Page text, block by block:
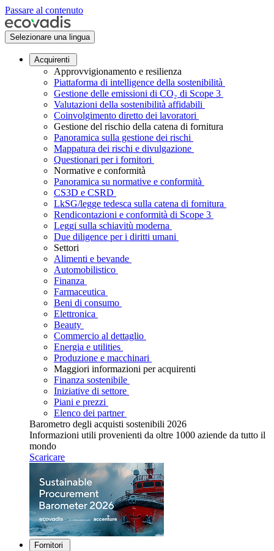
Passare al contenuto
Selezionare una lingua
Acquirenti
Approvvigionamento e resilienza
Piattaforma di intelligence della sostenibilità
Gestione delle emissioni di CO₂ di Scope 3
Valutazioni della sostenibilità affidabili
Coinvolgimento diretto dei lavoratori
Gestione del rischio della catena di fornitura
Panoramica sulla gestione dei rischi
Mappatura dei rischi e divulgazione
Questionari per i fornitori
Normative e conformità
Panoramica su normative e conformità
CS3D e CSRD
LkSG/legge tedesca sulla catena di fornitura
Rendicontazioni e conformità di Scope 3
Leggi sulla schiavitù moderna
Due diligence per i diritti umani
Settori
Alimenti e bevande
Automobilistico
Finanza
Farmaceutica
Beni di consumo
Elettronica
Beauty
Commercio al dettaglio
Energia e utilities
Produzione e macchinari
Maggiori informazioni per acquirenti
Finanza sostenibile
Iniziative di settore
Piani e prezzi
Elenco dei partner
Barometro degli acquisti sostenibili 2026
Informazioni utili provenienti da oltre 1000 aziende da tutto il
mondo
Scaricare
Fornitori